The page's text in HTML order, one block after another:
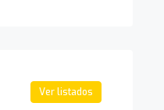
Ver listados